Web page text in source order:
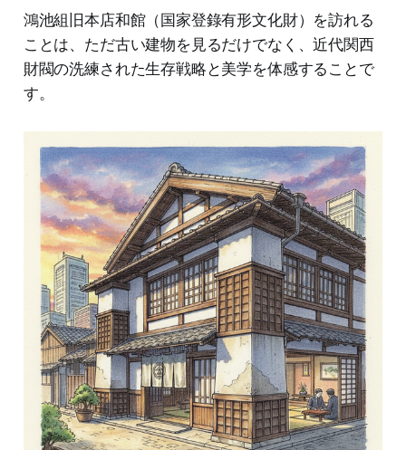
鴻池組旧本店和館（国家登錄有形文化財）を訪れる
ことは、ただ古い建物を見るだけでなく、近代関西
財閥の洗練された生存戦略と美学を体感することで
す。